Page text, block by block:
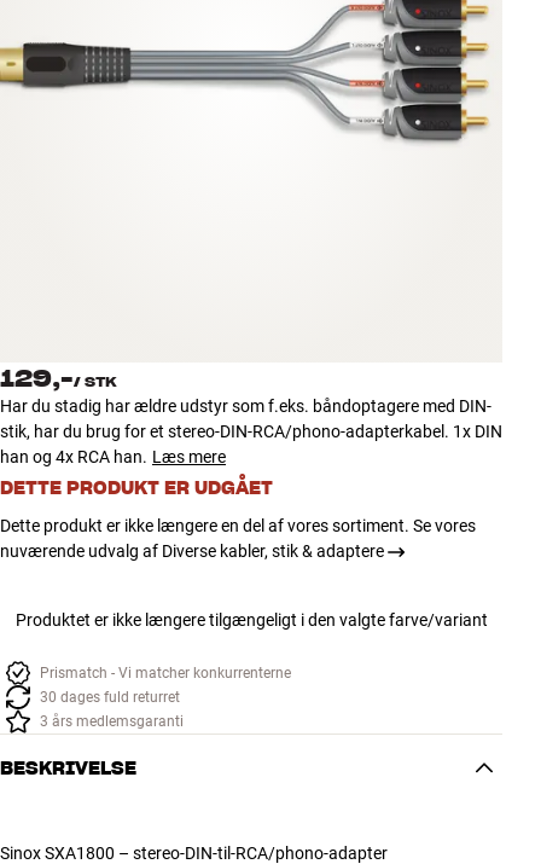
INSPIRATION
Log ind
Kundeservice
Byg med Lyd
129,-/ STK
Har du stadig har ældre udstyr som f.eks. båndoptagere med DIN-
stik, har du brug for et stereo-DIN-RCA/phono-adapterkabel. 1x DIN
han og 4x RCA han. Læs mere
DETTE PRODUKT ER UDGÅET
Dette produkt er ikke længere en del af vores sortiment. Se vores
nuværende udvalg af Diverse kabler, stik & adaptere
Produktet er ikke længere tilgængeligt i den valgte farve/variant
Prismatch - Vi matcher konkurrenterne
30 dages fuld returret
3 års medlemsgaranti
BESKRIVELSE
Sinox SXA1800 – stereo-DIN-til-RCA/phono-adapter